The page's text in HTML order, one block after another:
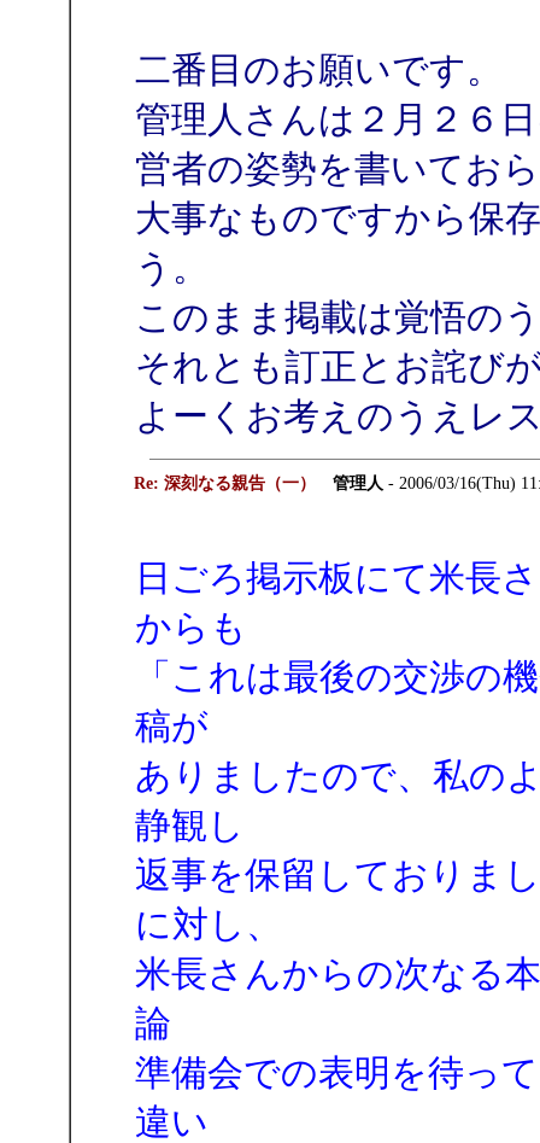
二番目のお願いです。
管理人さんは２月２６
営者の姿勢を書いてお
大事なものですから保
う。
このまま掲載は覚悟の
それとも訂正とお詫び
よーくお考えのうえレ
Re: 深刻なる親告（一） 管理人 - 2006/03/16(Thu)
日ごろ掲示板にて米長
からも
「これは最後の交渉の
稿が
ありましたので、私の
静観し
返事を保留しておりま
に対し、
米長さんからの次なる
論
準備会での表明を待っ
違い